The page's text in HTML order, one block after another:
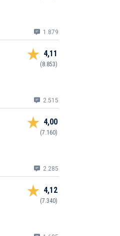
1.879
4,11
(8.853)
2.515
4,00
(7.160)
2.285
4,12
(7.340)